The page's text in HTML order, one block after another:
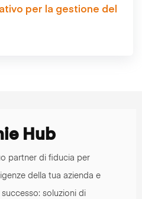
per la gestione del
Hub
partner di fiducia per
della tua azienda e
soluzioni di